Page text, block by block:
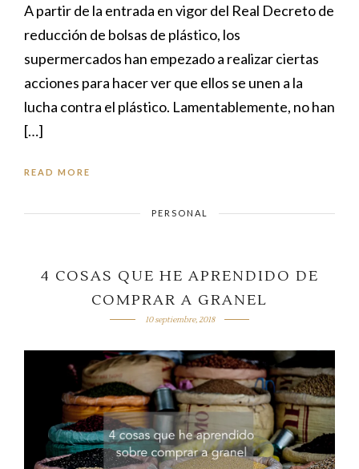
A partir de la entrada en vigor del Real Decreto de
reducción de bolsas de plástico, los
supermercados han empezado a realizar ciertas
acciones para hacer ver que ellos se unen a la
lucha contra el plástico. Lamentablemente, no han
[…]
READ MORE
PERSONAL
4 COSAS QUE HE APRENDIDO DE
COMPRAR A GRANEL
10 septiembre, 2018